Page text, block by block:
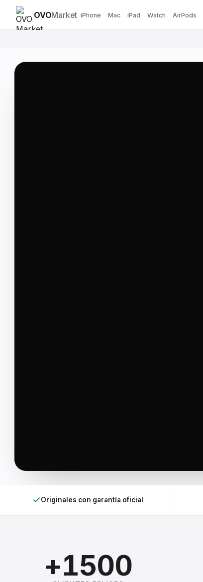
OVOMarket iPhone Mac iPad Watch AirPods
Originales con garantía oficial
+1500